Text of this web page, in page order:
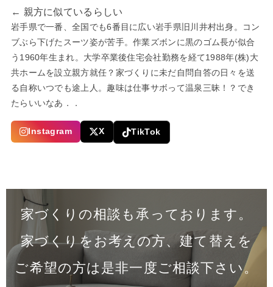
← 親方に似ているらしい
岩手県で一番、全国でも6番目に広い岩手県旧川井村出身。コン
ブぶら下げたスーツ姿が苦手。作業ズボンに黒のゴム長が似合
う1960年生まれ。大学卒業後住宅会社勤務を経て1988年(株)大
共ホームを設立親方就任？家づくりに未だ自問自答の日々を送
る自称いつでも途上人。趣味は仕事サボって温泉三昧！？でき
たらいいなあ．．
Instagram X TikTok
家づくりの相談も承っております。
家づくりをお考えの方、建て替えを
ご希望の方は是非一度ご相談下さい。